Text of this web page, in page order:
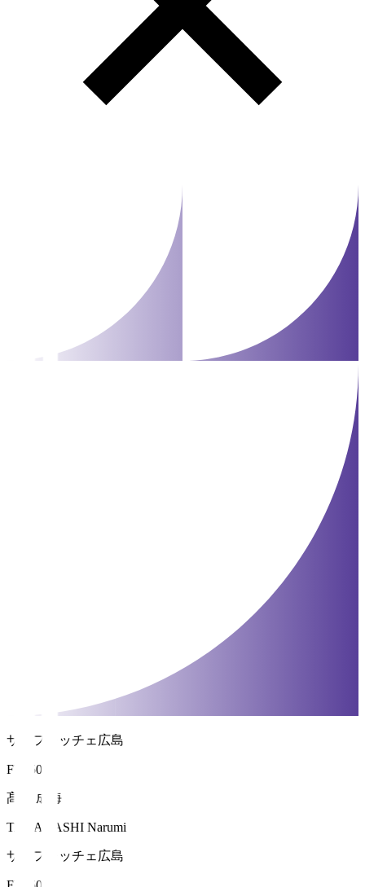
サンフレッチェ広島
FW 50
髙橋 成海
TAKAHASHI Narumi
サンフレッチェ広島